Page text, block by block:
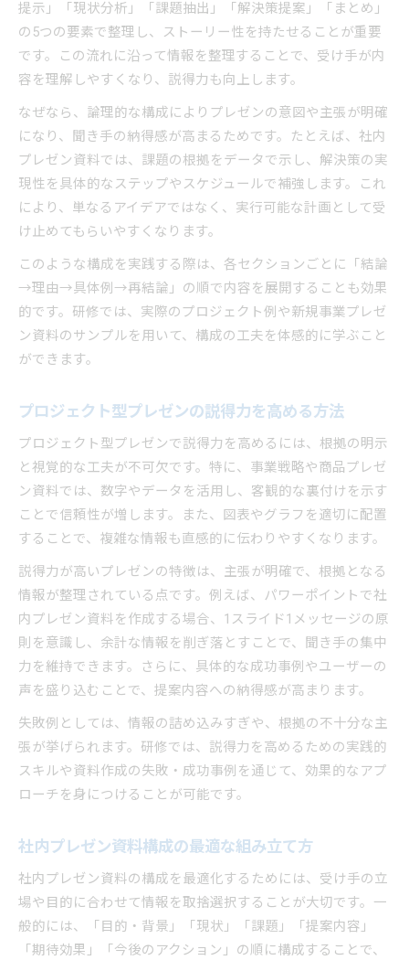
提示」「現状分析」「課題抽出」「解決策提案」「まとめ」
の5つの要素で整理し、ストーリー性を持たせることが重要
です。この流れに沿って情報を整理することで、受け手が内
容を理解しやすくなり、説得力も向上します。
なぜなら、論理的な構成によりプレゼンの意図や主張が明確
になり、聞き手の納得感が高まるためです。たとえば、社内
プレゼン資料では、課題の根拠をデータで示し、解決策の実
現性を具体的なステップやスケジュールで補強します。これ
により、単なるアイデアではなく、実行可能な計画として受
け止めてもらいやすくなります。
このような構成を実践する際は、各セクションごとに「結論
→理由→具体例→再結論」の順で内容を展開することも効果
的です。研修では、実際のプロジェクト例や新規事業プレゼ
ン資料のサンプルを用いて、構成の工夫を体感的に学ぶこと
ができます。
プロジェクト型プレゼンの説得力を高める方法
プロジェクト型プレゼンで説得力を高めるには、根拠の明示
と視覚的な工夫が不可欠です。特に、事業戦略や商品プレゼ
ン資料では、数字やデータを活用し、客観的な裏付けを示す
ことで信頼性が増します。また、図表やグラフを適切に配置
することで、複雑な情報も直感的に伝わりやすくなります。
説得力が高いプレゼンの特徴は、主張が明確で、根拠となる
情報が整理されている点です。例えば、パワーポイントで社
内プレゼン資料を作成する場合、1スライド1メッセージの原
則を意識し、余計な情報を削ぎ落とすことで、聞き手の集中
力を維持できます。さらに、具体的な成功事例やユーザーの
声を盛り込むことで、提案内容への納得感が高まります。
失敗例としては、情報の詰め込みすぎや、根拠の不十分な主
張が挙げられます。研修では、説得力を高めるための実践的
スキルや資料作成の失敗・成功事例を通じて、効果的なアプ
ローチを身につけることが可能です。
社内プレゼン資料構成の最適な組み立て方
社内プレゼン資料の構成を最適化するためには、受け手の立
場や目的に合わせて情報を取捨選択することが大切です。一
般的には、「目的・背景」「現状」「課題」「提案内容」
「期待効果」「今後のアクション」の順に構成することで、